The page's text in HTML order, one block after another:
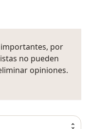
por
no pueden
opiniones.